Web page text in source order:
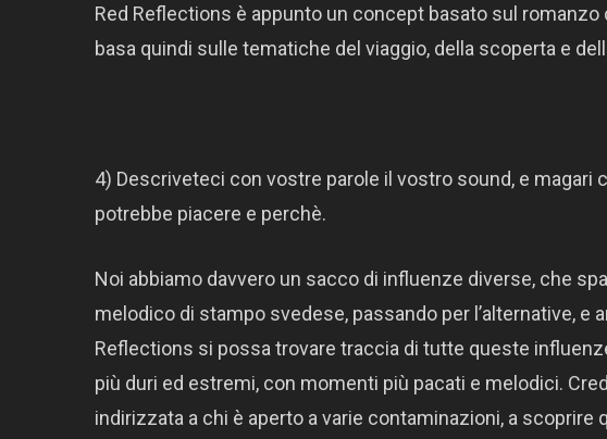
Red Reflections è appunto un concept basato sul romanzo
basa quindi sulle tematiche del viaggio, della scoperta e
4) Descriveteci con vostre parole il vostro sound, e magari
potrebbe piacere e perchè.
Noi abbiamo davvero un sacco di influenze diverse, che
melodico di stampo svedese, passando per l’alternative, e
Reflections si possa trovare traccia di tutte queste
più duri ed estremi, con momenti più pacati e melodici.
indirizzata a chi è aperto a varie contaminazioni, a scoprire